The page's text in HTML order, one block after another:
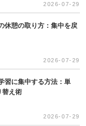
2026-07-29
休憩の取り方：集中を戻
2026-07-29
習に集中する方法：単
替え術
2026-07-29